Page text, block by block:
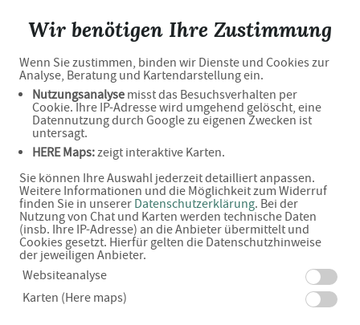
Wir benötigen Ihre Zustimmung
Wenn Sie zustimmen, binden wir Dienste und Cookies zur
Analyse, Beratung und Kartendarstellung ein.
Nutzungsanalyse misst das Besuchsverhalten per
Cookie. Ihre IP-Adresse wird umgehend gelöscht, eine
Datennutzung durch Google zu eigenen Zwecken ist
untersagt.
HERE Maps:zeigt interaktive Karten.
Sie können Ihre Auswahl jederzeit detailliert anpassen.
Weitere Informationen und die Möglichkeit zum Widerruf
finden Sie in unserer Datenschutzerklärung. Bei der
Nutzung von Chat und Karten werden technische Daten
(insb. Ihre IP-Adresse) an die Anbieter übermittelt und
Cookies gesetzt. Hierfür gelten die Datenschutzhinweise
der jeweiligen Anbieter.
Websiteanalyse
Karten (Here maps)
Hofholz-Apotheke
Unsere Angebote
VoltaMed pflanzliche Schmerzcreme